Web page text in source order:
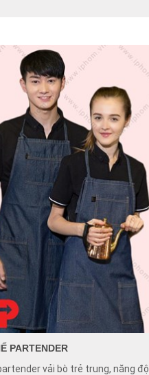
PARTENDER
vải bò trẻ trung, năng